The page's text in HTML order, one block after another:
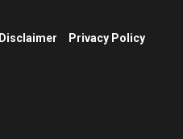
Disclaimer Privacy Policy